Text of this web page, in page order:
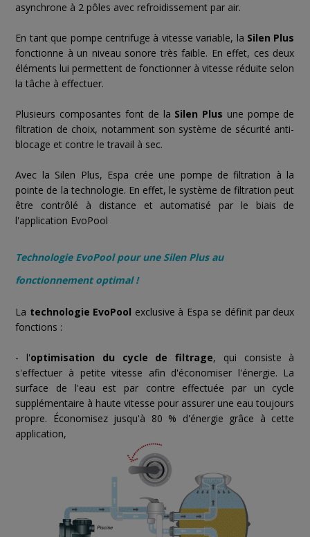
asynchrone à 2 pôles avec refroidissement par air.
En tant que pompe centrifuge à vitesse variable, la Silen Plus
fonctionne à un niveau sonore très faible. En effet, ces deux
éléments lui permettent de fonctionner à vitesse réduite selon
la tâche à effectuer.
Plusieurs composantes font de la Silen Plus une pompe de
filtration de choix, notamment son système de sécurité anti-
blocage et contre le travail à sec.
Avec la Silen Plus, Espa crée une pompe de filtration à la
pointe de la technologie. En effet, le système de filtration peut
être contrôlé à distance et automatisé par le biais de
l'application EvoPool
Technologie EvoPool pour une Silen Plus au
fonctionnement optimal !
La technologie EvoPool exclusive à Espa se définit par deux
fonctions :
- l'optimisation du cycle de filtrage, qui consiste à
s'effectuer à petite vitesse afin d'économiser l'énergie. La
surface de l'eau est par contre effectuée par un cycle
supplémentaire à haute vitesse pour assurer une eau toujours
propre. Économisez jusqu'à 80 % d'énergie grâce à cette
application,